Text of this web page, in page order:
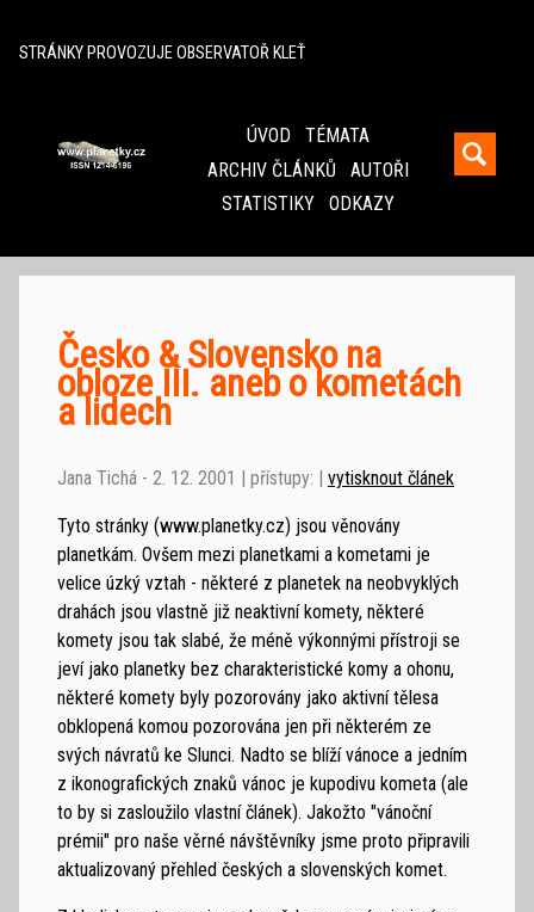
STRÁNKY PROVOZUJE OBSERVATOŘ KLEŤ
ÚVOD
TÉMATA
ARCHIV ČLÁNKŮ
AUTOŘI
STATISTIKY
ODKAZY
Česko & Slovensko na
obloze III. aneb o kometách
a lidech
Jana Tichá - 2. 12. 2001 | přístupy: | vytisknout článek
Tyto stránky (www.planetky.cz) jsou věnovány
planetkám. Ovšem mezi planetkami a kometami je
velice úzký vztah - některé z planetek na neobvyklých
drahách jsou vlastně již neaktivní komety, některé
komety jsou tak slabé, že méně výkonnými přístroji se
jeví jako planetky bez charakteristické komy a ohonu,
některé komety byly pozorovány jako aktivní tělesa
obklopená komou pozorována jen při některém ze
svých návratů ke Slunci. Nadto se blíží vánoce a jedním
z ikonografických znaků vánoc je kupodivu kometa (ale
to by si zasloužilo vlastní článek). Jakožto "vánoční
prémii" pro naše věrné návštěvníky jsme proto připravili
aktualizovaný přehled českých a slovenských komet.